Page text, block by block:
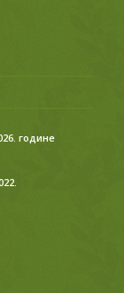
године